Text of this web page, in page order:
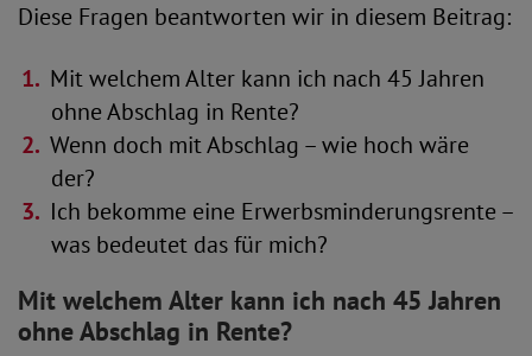
Diese Fragen beantworten wir in diesem Beitrag:
Mit welchem Alter kann ich nach 45 Jahren
ohne Abschlag in Rente?
Wenn doch mit Abschlag – wie hoch wäre
der?
Ich bekomme eine Erwerbsminderungsrente –
was bedeutet das für mich?
Mit welchem Alter kann ich nach 45 Jahren
ohne Abschlag in Rente?